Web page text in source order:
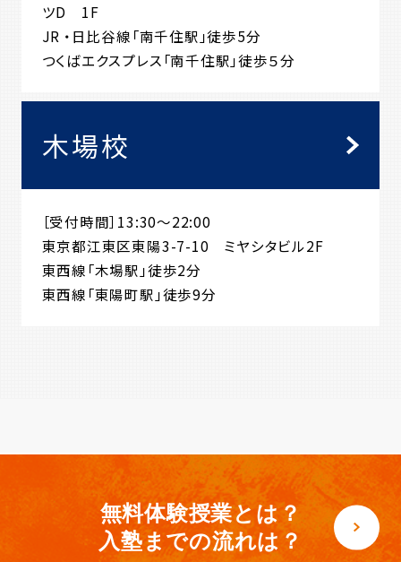
ツD 1F
JR ・日比谷線「南千住駅」徒歩5分
つくばエクスプレス「南千住駅」徒歩５分
木場校
［受付時間］13:30～22:00
東京都江東区東陽3-7-10 ミヤシタビル2F
東西線「木場駅」徒歩2分
東西線「東陽町駅」徒歩9分
無料体験授業とは？
入塾までの流れは？